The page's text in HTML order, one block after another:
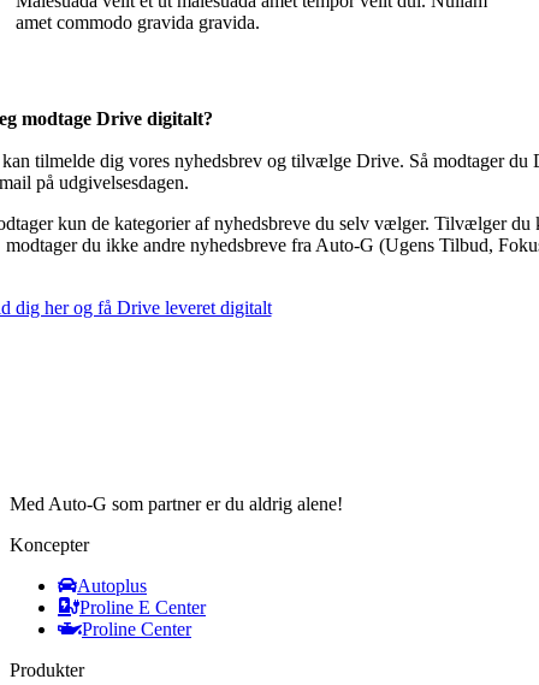
amet commodo gravida gravida.
modtage Drive digitalt?
kan tilmelde dig vores nyhedsbrev og tilvælge Drive. Så modtager du
på udgivelsesdagen.
kun de kategorier af nyhedsbreve du selv vælger. Tilvælger du
du ikke andre nyhedsbreve fra Auto-G (Ugens Tilbud,
dig her og få Drive leveret digitalt
Med Auto-G som partner er du aldrig alene!
Koncepter
Autoplus
Proline E Center
Proline Center
Produkter